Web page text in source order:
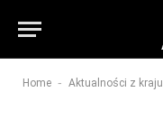
Home - Aktualności z kraju